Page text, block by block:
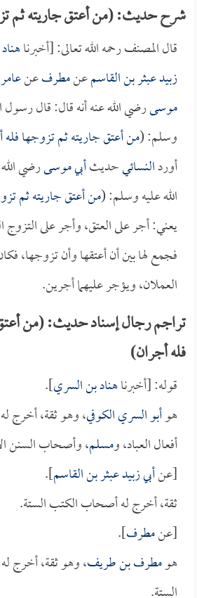
شرح حديث: (من أعتق جاريته ثم
قال المصنف رحمه الله تعالى: [أخبرنا
زبيد عبثر بن القاسمعنمطرفعنعامر
موسىرضي الله عنه أنه قال: قال رسول
وسلم: (من أعتق جاريته ثم تزوجها
أوردالنسائيحديثأبي موسىرضي
الله عليه وسلم: (من أعتق جاريته ثم
يعني: أجر على العتق، وأجر على
فجمع لها بين أن أعتقها وأن تزوجها،
العملان، ويؤجر عليهما أجرين.
تراجم رجال إسناد حديث: (من
فله أجران)
قوله: [أخبرناهناد بن السري].
هوأبو السري الكوفي، وهو ثقة، أخرج له
أفعال العباد، ومسلم، وأصحاب السنن
[عنأبي زبيد عبثر بن القاسم].
ثقة، أخرج له أصحاب الكتب الستة.
[عنمطرف].
هومطرف بن طريف، وهو ثقة، أخرج